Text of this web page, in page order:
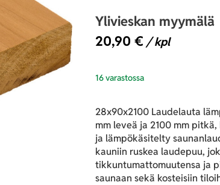
Ylivieskan myymälä
20,90€ / kpl
16 varastossa
28x90x2100 Laudelauta
mm leveä ja 2100 mm
ja lämpökäsitelty
kauniin ruskea laudepuu,
tikkuntumattomuutensa ja
saunaan sekä kosteisiin